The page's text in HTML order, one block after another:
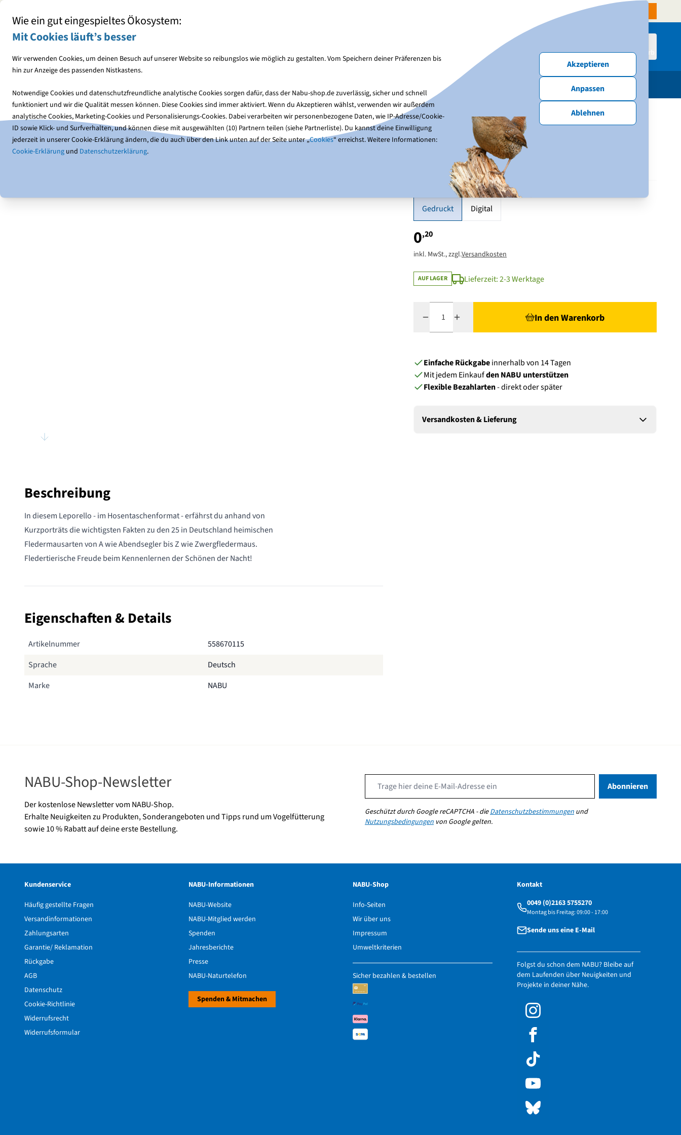
Wie ein gut eingespieltes Ökosystem:
Mit Cookies läuft’s besser
Wir verwenden Cookies, um deinen Besuch auf unserer Website so reibungslos wie möglich zu gestalten. Vom Speichern deiner Präferenzen bis
hin zur Anzeige des passenden Nistkastens.
Notwendige Cookies und datenschutzfreundliche analytische Cookies sorgen dafür, dass der Nabu-shop.de zuverlässig, sicher und schnell
funktioniert und wir die Qualität messen können. Diese Cookies sind immer aktiviert. Wenn du Akzeptieren wählst, verwenden wir außerdem
analytische Cookies, Marketing-Cookies und Personalisierungs-Cookies. Dabei verarbeiten wir personenbezogene Daten, wie IP-Adresse/Cookie-
ID sowie Klick- und Surfverhalten, und können diese mit ausgewählten (10) Partnern teilen (siehe Partnerliste). Du kannst deine Einwilligung
jederzeit in unserer Cookie-Erklärung ändern, die du auch über den Link unten auf der Seite unter „Cookies“ erreichst. Weitere Informationen:
Cookie-Erklärung und Datenschutzerklärung.
Akzeptieren
Anpassen
Ablehnen
NABU-Website Spenden & Mitmachen
Anmelden Warenkorb
Geschenke Neu & Angebote
Publikationen NABU-Publikationen Aktionen & Projekte Batnight - Fledermäuse vor der Haustür Leporello Fledermäuse
Leporello Fledermäuse
Wähle eine Option
Gedruckt
Digital
0,20
inkl. MwSt., zzgl.Versandkosten
AUF LAGER Lieferzeit: 2-3 Werktage
In den Warenkorb
Einfache Rückgabeinnerhalb von 14 Tagen
Mit jedem Einkaufden NABU unterstützen
Flexible Bezahlarten- direkt oder später
Versandkosten & Lieferung
Beschreibung
In diesem Leporello - im Hosentaschenformat - erfährst du anhand von
Kurzporträts die wichtigsten Fakten zu den 25 in Deutschland heimischen
Fledermausarten von A wie Abendsegler bis Z wie Zwergfledermaus.
Fledertierische Freude beim Kennenlernen der Schönen der Nacht!
Eigenschaften & Details
Artikelnummer
558670115
Sprache
Deutsch
Marke
NABU
NABU-Shop-Newsletter
Der kostenlose Newsletter vom NABU-Shop.
Erhalte Neuigkeiten zu Produkten, Sonderangeboten und Tipps rund um Vogelfütterung
sowie 10 % Rabatt auf deine erste Bestellung.
Abonnieren
Geschützt durch Google reCAPTCHA - dieDatenschutzbestimmungen und
Nutzungsbedingungen von Google gelten.
Kundenservice
Häufig gestellte Fragen
Versandinformationen
Zahlungsarten
Garantie/ Reklamation
Rückgabe
AGB
Datenschutz
Cookie-Richtlinie
Widerrufsrecht
Widerrufsformular
NABU-Informationen
NABU-Website
NABU-Mitglied werden
Spenden
Jahresberichte
Presse
NABU-Naturtelefon
Spenden & Mitmachen
NABU-Shop
Info-Seiten
Wir über uns
Impressum
Umweltkriterien
Sicher bezahlen & bestellen
Kontakt
0049 (0)2163 5755270
Montag bis Freitag: 09:00 - 17:00
Sende uns eine E-Mail
Folgst du schon dem NABU? Bleibe auf
dem Laufenden über Neuigkeiten und
Projekte in deiner Nähe.